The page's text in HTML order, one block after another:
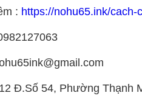
: https://nohu65.ink/
Đ.Số 54, Phường Thạnh